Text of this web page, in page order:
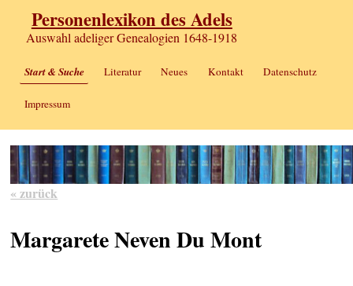
Personenlexikon des Adels
Auswahl adeliger Genealogien 1648-1918
Start & Suche Literatur Neues Kontakt Datenschutz
Impressum
« zurück
Margarete Neven Du Mont